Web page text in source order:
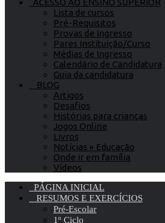
ACESSO AO ENSINO SUPERIOR
Lista de cursos
Pré-Requisitos
Provas de Ingresso
Pares Instituição/Curso
Médias de Ingresso
Calendário de Candidatura
Guia da candidatura
BLOG
Artigos
Desafios
Histórias para crianças
Jogos Online
Livros
Notícias » Educação
Onde ir em família
Vídeos
PÁGINA INICIAL
RESUMOS E EXERCÍCIOS
Pré-Escolar
1º Ciclo